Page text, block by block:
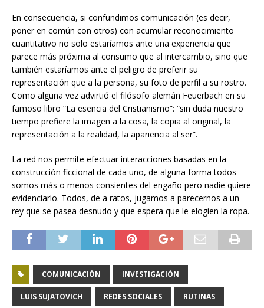
En consecuencia, si confundimos comunicación (es decir,
poner en común con otros) con acumular reconocimiento
cuantitativo no solo estaríamos ante una experiencia que
parece más próxima al consumo que al intercambio, sino que
también estaríamos ante el peligro de preferir su
representación que a la persona, su foto de perfil a su rostro.
Como alguna vez advirtió el filósofo alemán Feuerbach en su
famoso libro “La esencia del Cristianismo”: “sin duda nuestro
tiempo prefiere la imagen a la cosa, la copia al original, la
representación a la realidad, la apariencia al ser”.
La red nos permite efectuar interacciones basadas en la
construcción ficcional de cada uno, de alguna forma todos
somos más o menos consientes del engaño pero nadie quiere
evidenciarlo. Todos, de a ratos, jugamos a parecernos a un
rey que se pasea desnudo y que espera que le elogien la ropa.
COMUNICACIÓN INVESTIGACIÓN
LUIS SUJATOVICH REDES SOCIALES RUTINAS